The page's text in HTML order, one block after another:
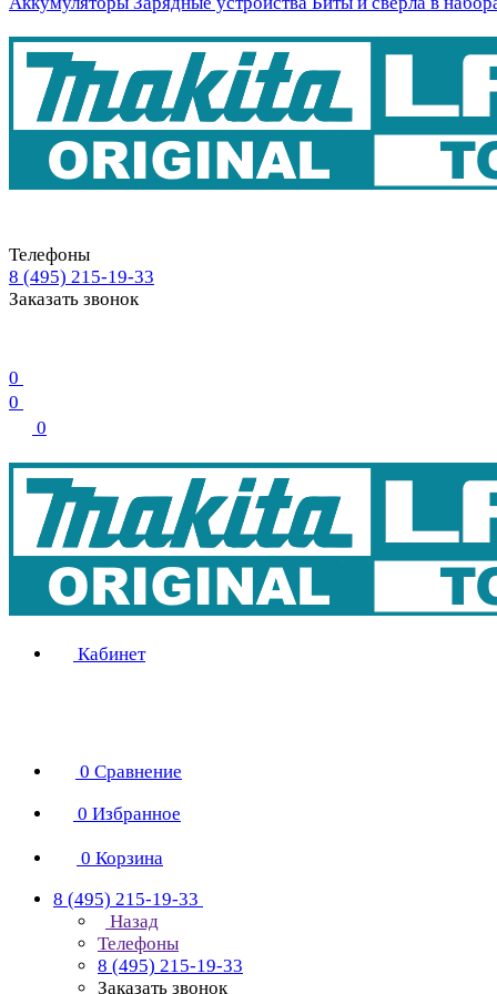
Телефоны
8 (495) 215-19-33
Заказать звонок
0
0
0
Кабинет
0 Сравнение
0 Избранное
0 Корзина
8 (495) 215-19-33
Назад
Телефоны
8 (495) 215-19-33
Заказать звонок